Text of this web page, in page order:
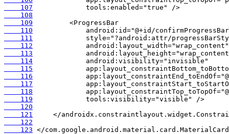
    107
    108
    109
    110
    111
    112
    113
    114
    115
    116
    117
    118
    119
    120
    121
    122
    123